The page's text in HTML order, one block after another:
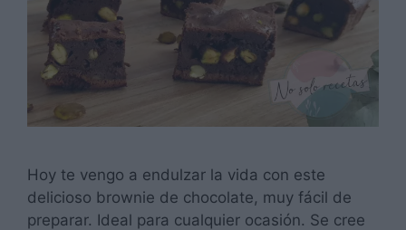
Hoy te vengo a endulzar la vida con este
delicioso brownie de chocolate, muy fácil de
preparar. Ideal para cualquier ocasión. Se cree